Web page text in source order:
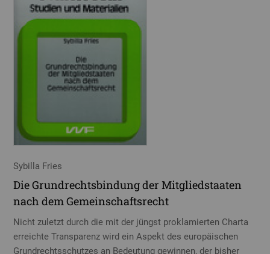
Sybilla Fries
Die Grundrechtsbindung der Mitgliedstaaten
nach dem Gemeinschaftsrecht
Nicht zuletzt durch die mit der jüngst proklamierten Charta
erreichte Transparenz wird ein Aspekt des europäischen
Grundrechtsschutzes an Bedeutung gewinnen, der bisher